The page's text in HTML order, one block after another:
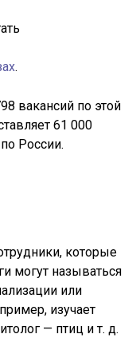
.
вакансий по этой
61 000
России.
которые
могут называться
или
изучает
— птиц и т. д.